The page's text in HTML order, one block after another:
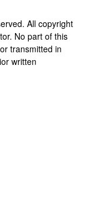
All copyright
No part of this
transmitted in
written